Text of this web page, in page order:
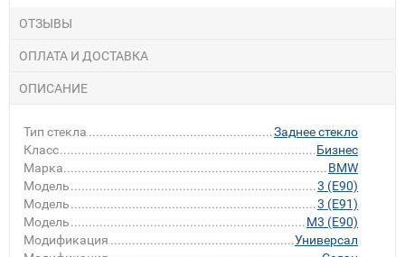
ОТЗЫВЫ
ОПЛАТА И ДОСТАВКА
ОПИСАНИЕ
Тип стекла
Заднее стекло
Класс
Бизнес
Марка
BMW
Модель
3 (E90)
Модель
3 (E91)
Модель
M3 (E90)
Модификация
Универсал